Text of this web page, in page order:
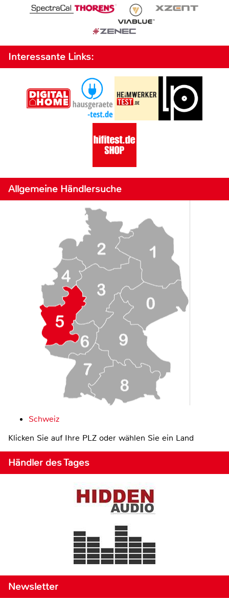
Interessante Links:
Allgemeine Händlersuche
Schweiz
Klicken Sie auf Ihre PLZ oder wählen Sie ein Land
Händler des Tages
Newsletter